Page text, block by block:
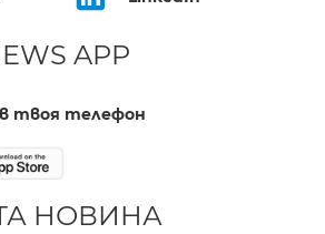
APP
твоя телефон
НОВИНА